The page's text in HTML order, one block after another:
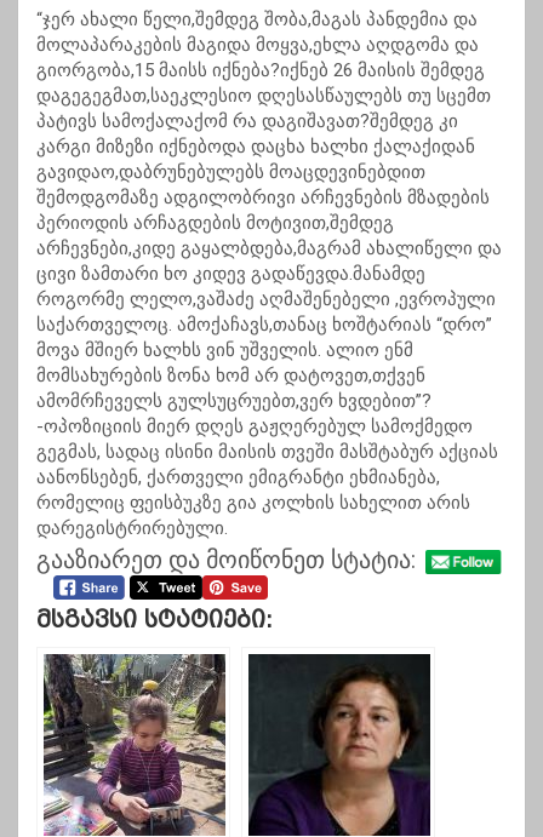
“ჯერ ახალი წელი,შემდეგ შობა,მაგას პანდემია და
მოლაპარაკების მაგიდა მოყვა,ეხლა აღდგომა და
გიორგობა,15 მაისს იქნება?იქნებ 26 მაისის შემდეგ
დაგეგეგმათ,საეკლესიო დღესასწაულებს თუ სცემთ
პატივს სამოქალაქომ რა დაგიშავათ?შემდეგ კი
კარგი მიზეზი იქნებოდა დაცხა ხალხი ქალაქიდან
გავიდაო,დაბრუნებულებს მოაცდევინებდით
შემოდგომაზე ადგილობრივი არჩევნების მზადების
პერიოდის არჩაგდების მოტივით,შემდეგ
არჩევნები,კიდე გაყალბდება,მაგრამ ახალიწელი და
ცივი ზამთარი ხო კიდევ გადაწევდა.მანამდე
როგორმე ლელო,ვაშაძე აღმაშენებელი ,ევროპული
საქართველოც. ამოქაჩავს,თანაც ხოშტარიას “დრო”
მოვა მშიერ ხალხს ვინ უშველის. ალიო ენმ
მომსახურების ზონა ხომ არ დატოვეთ,თქვენ
ამომრჩეველს გულსუცრუებთ,ვერ ხვდებით”?
-ოპოზიციის მიერ დღეს გაჟღერებულ სამოქმედო
გეგმას, სადაც ისინი მაისის თვეში მასშტაბურ აქციას
აანონსებენ, ქართველი ემიგრანტი ეხმიანება,
რომელიც ფეისბუკზე გია კოლხის სახელით არის
დარეგისტრირებული.
გააზიარეთ და მოიწონეთ სტატია:
Მსგავსი Სტატიები: